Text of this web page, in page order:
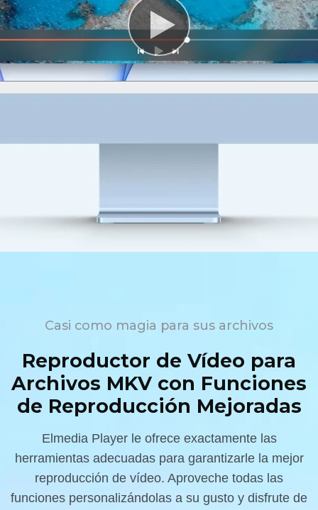
Casi como magia para sus archivos
Reproductor de Vídeo para
Archivos MKV con Funciones
de Reproducción Mejoradas
Elmedia Player le ofrece exactamente las
herramientas adecuadas para garantizarle la mejor
reproducción de vídeo. Aproveche todas las
funciones personalizándolas a su gusto y disfrute de